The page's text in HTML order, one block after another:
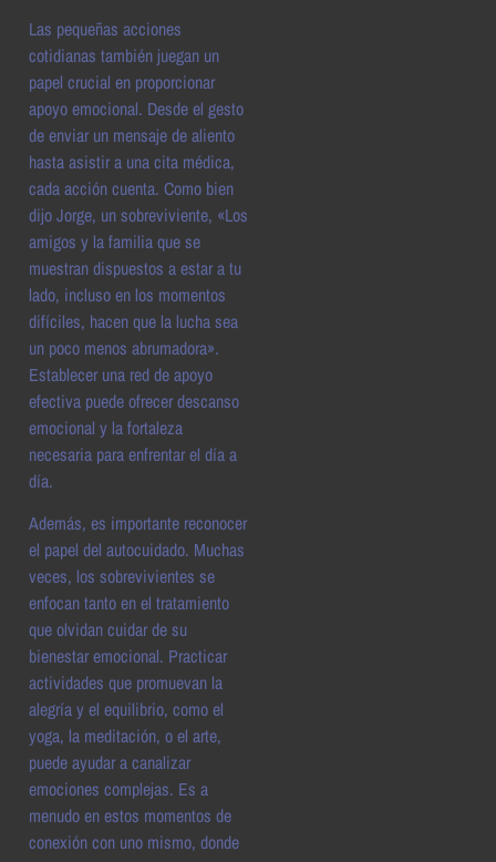
Las pequeñas acciones
cotidianas también juegan un
papel crucial en proporcionar
apoyo emocional. Desde el gesto
de enviar un mensaje de aliento
hasta asistir a una cita médica,
cada acción cuenta. Como bien
dijo Jorge, un sobreviviente, «Los
amigos y la familia que se
muestran dispuestos a estar a tu
lado, incluso en los momentos
difíciles, hacen que la lucha sea
un poco menos abrumadora».
Establecer una red de apoyo
efectiva puede ofrecer descanso
emocional y la fortaleza
necesaria para enfrentar el día a
día.
Además, es importante reconocer
el papel del autocuidado. Muchas
veces, los sobrevivientes se
enfocan tanto en el tratamiento
que olvidan cuidar de su
bienestar emocional. Practicar
actividades que promuevan la
alegría y el equilibrio, como el
yoga, la meditación, o el arte,
puede ayudar a canalizar
emociones complejas. Es a
menudo en estos momentos de
conexión con uno mismo, donde